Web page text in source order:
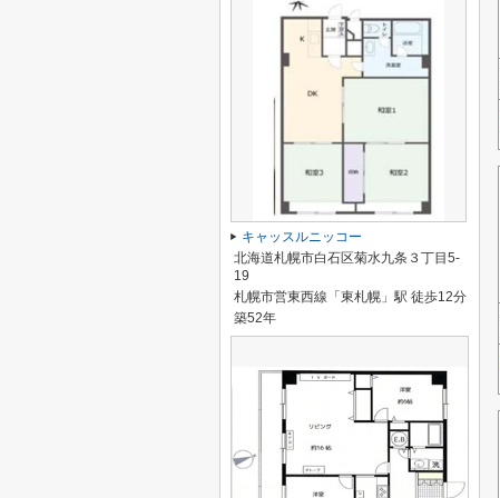
キャッスルニッコー
北海道札幌市白石区菊水九条３丁目5-
19
札幌市営東西線「東札幌」駅 徒歩12分
築52年